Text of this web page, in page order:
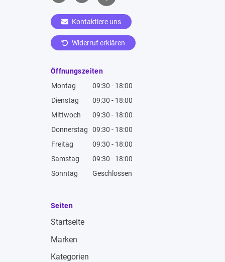
Kontaktiere uns
Widerruf erklären
Öffnungszeiten
Montag
09:30 - 18:00
Dienstag
09:30 - 18:00
Mittwoch
09:30 - 18:00
Donnerstag
09:30 - 18:00
Freitag
09:30 - 18:00
Samstag
09:30 - 18:00
Sonntag
Geschlossen
Seiten
Startseite
Marken
Kategorien